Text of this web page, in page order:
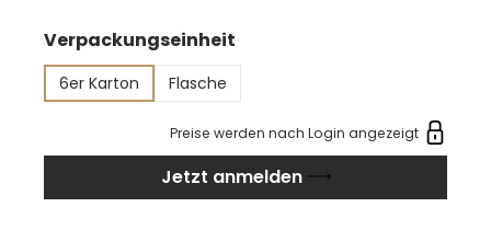
nach dem Essen leichtfüßig wirkt, zugleich viel Duft
bietet. Besonders stimmig zu Schokolade, Espresso
oder Nussgebäck.
Verpackungseinheit
6er Karton Flasche
Preise werden nach Login angezeigt
Jetzt anmelden